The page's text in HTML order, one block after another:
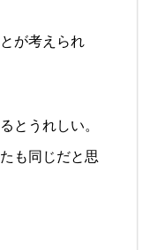
が考えられ
とうれしい。
も同じだと思